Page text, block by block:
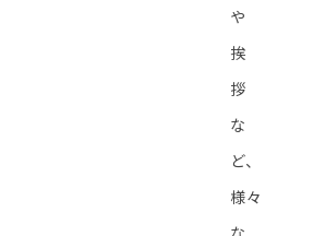
や
挨
拶
な
ど、
様々